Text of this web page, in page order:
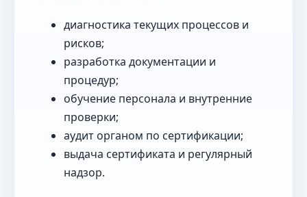
диагностика текущих процессов и
рисков;
разработка документации и
процедур;
обучение персонала и внутренние
проверки;
аудит органом по сертификации;
выдача сертификата и регулярный
надзор.